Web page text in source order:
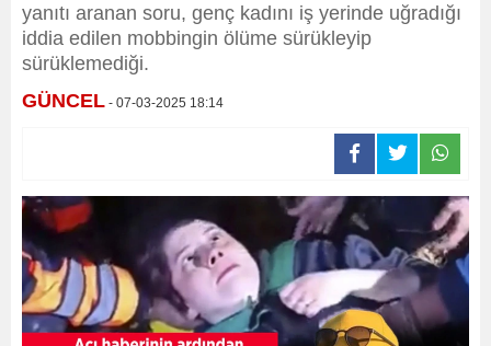
yanıtı aranan soru, genç kadını iş yerinde uğradığı
iddia edilen mobbingin ölüme sürükleyip
sürüklemediği.
GÜNCEL - 07-03-2025 18:14